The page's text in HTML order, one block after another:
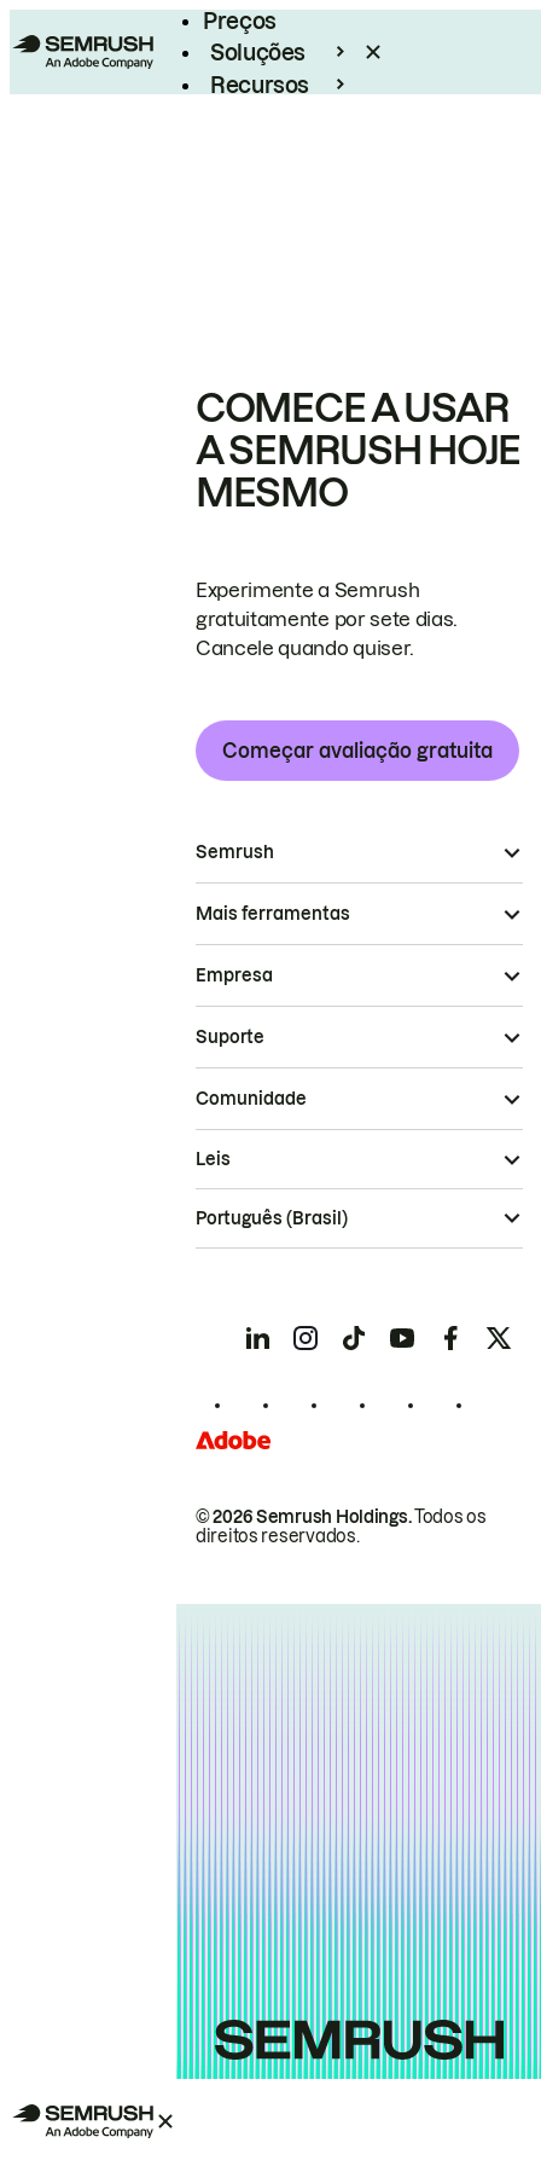
Preços
Soluções
Recursos
COMECE A USAR
A SEMRUSH HOJE
MESMO
Experimente a Semrush
gratuitamente por sete dias.
Cancele quando quiser.
Começar avaliação gratuita
Semrush
Mais ferramentas
Empresa
Suporte
Comunidade
© 2026 Semrush Holdings.Todos os
direitos reservados.
Leis
Português (Brasil)